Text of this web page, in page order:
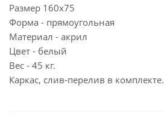
Размер 160х75
Форма - прямоугольная
Материал - акрил
Цвет - белый
Вес - 45 кг.
Каркас, слив-перелив в комплекте.